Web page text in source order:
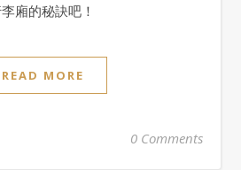
廂的秘訣吧！
READ MORE
0 Comments